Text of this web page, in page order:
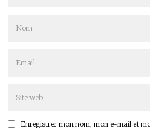
Enregistrer mon nom, mon e-mail et